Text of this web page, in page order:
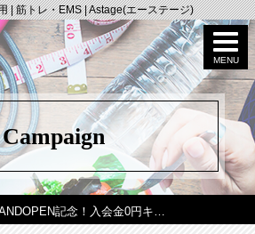
| 筋トレ・EMS | Astage(エーステージ)
Campaign
記念！入会金0円キ…